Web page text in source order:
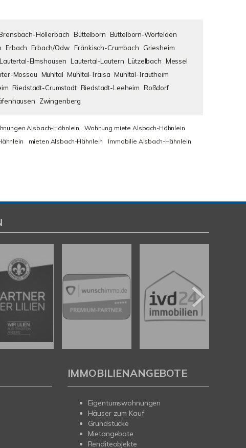
Höllerbach Büttelborn Büttelborn-Worfelden
Erbach Erbach/Odw. Fränkisch-Crumbach
Griesheim
Lautertal-Elmshausen Lautertal-Lautern Lützelbach Messel
Mossau Mühltal Mühltal-Traisa Mühltal-Trautheim
Riedstadt-Crumstadt Riedstadt-Leeheim Roßdorf
Zwingenberg
Alsbach-Hähnlein
Wohnung miete Alsbach-Hähnlein
mieten Alsbach-Hähnlein
Immobilie Alsbach-Hähnlein
IMMOBILIENANGEBOTE
Eigentumswohnungen
Häuser zum Kauf
Grundstücke
Mietangebote
Renditeobjekte